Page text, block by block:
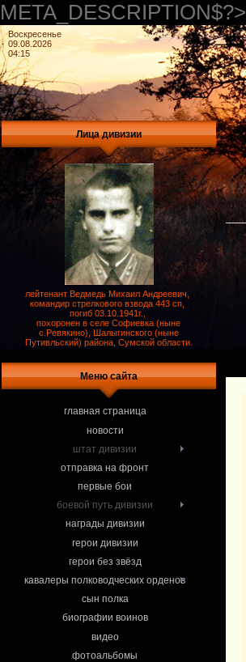
META_DESCRIPTION$?>
Воскресенье
09.08.2026
04:15
Лица дивизии
лейтенант Ведмедь Михаил Андреевич,
командир стрелкового взвода 443 сп,
погиб 03.10.1941г.,
похоронен в селе Софиевка (ныне
с.Ревякино), Шалыгинского (ныне
Путивльский) района, Сумской области.
Меню сайта
главная страница
новости
штат дивизии
отправка на фронт
первые бои
боевой путь дивизии
награды дивизии
герои дивизии
герои без звёзд
кавалеры полководческих орденов
сын полка
биографии воинов
видео
фотоальбомы